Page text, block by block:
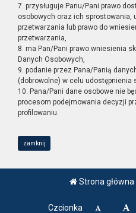
7. przysługuje Panu/Pani prawo
osobowych oraz ich sprostowania,
przetwarzania lub prawo do
przetwarzania,
8. ma Pan/Pani prawo wniesienia
Danych Osobowych,
9. podanie przez Pana/Panią
(dobrowolne) w celu udostępnienia
10. Pana/Pani dane osobowe nie
procesom podejmowania decyzji
profilowaniu.
zamknij
Strona główna
Czcionka